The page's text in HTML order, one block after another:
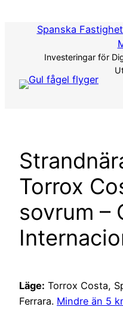
Spanska
Investeringar för
Torrox
sovrum –
Läge: Torrox Costa,
Ferrara. Mindre än 5